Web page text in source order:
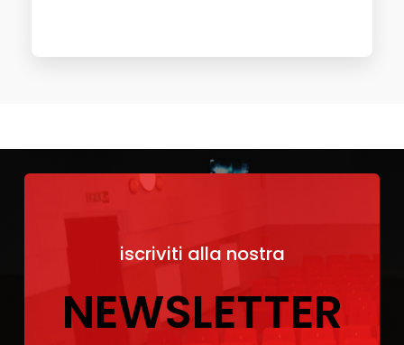
iscriviti alla nostra
NEWSLETTER